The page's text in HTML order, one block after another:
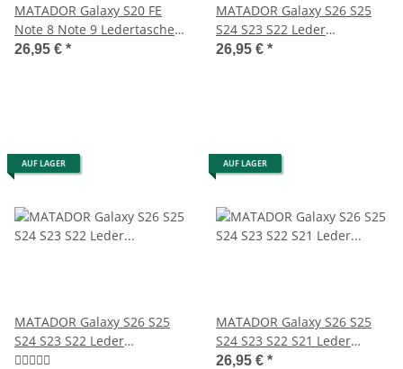
MATADOR Galaxy S20 FE
Note 8 Note 9 Ledertasche
Konjak Braun
26,95 € *
MATADOR Galaxy S26 S25
S24 S23 S22 Leder
Gürteltasche Antik Braun
26,95 € *
AUF LAGER
MATADOR Galaxy S26 S25
S24 S23 S22 Leder
Gürteltasche Schwarz
AUF LAGER
MATADOR Galaxy S26 S25
S24 S23 S22 S21 Leder
Gürteltasche Clip Schwarz
26,95 € *